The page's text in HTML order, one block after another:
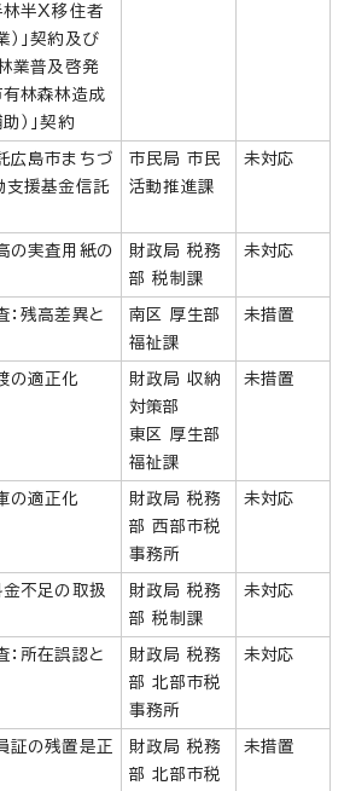
林半X移住者
）」契約及び
林業普及啓発
有林森林造成
）」契約
広島市まちづ
支援基金信託
市民局 市民
活動推進課
未対応
の実査用紙の
財政局 税務
部 税制課
未対応
：残高差異と
南区 厚生部
福祉課
未措置
の適正化
財政局 収納
対策部
東区 厚生部
福祉課
未措置
の適正化
財政局 税務
部 西部市税
事務所
未対応
金不足の取扱
財政局 税務
部 税制課
未対応
：所在誤認と
財政局 税務
部 北部市税
事務所
未対応
証の残置是正
財政局 税務
部 北部市税
未措置